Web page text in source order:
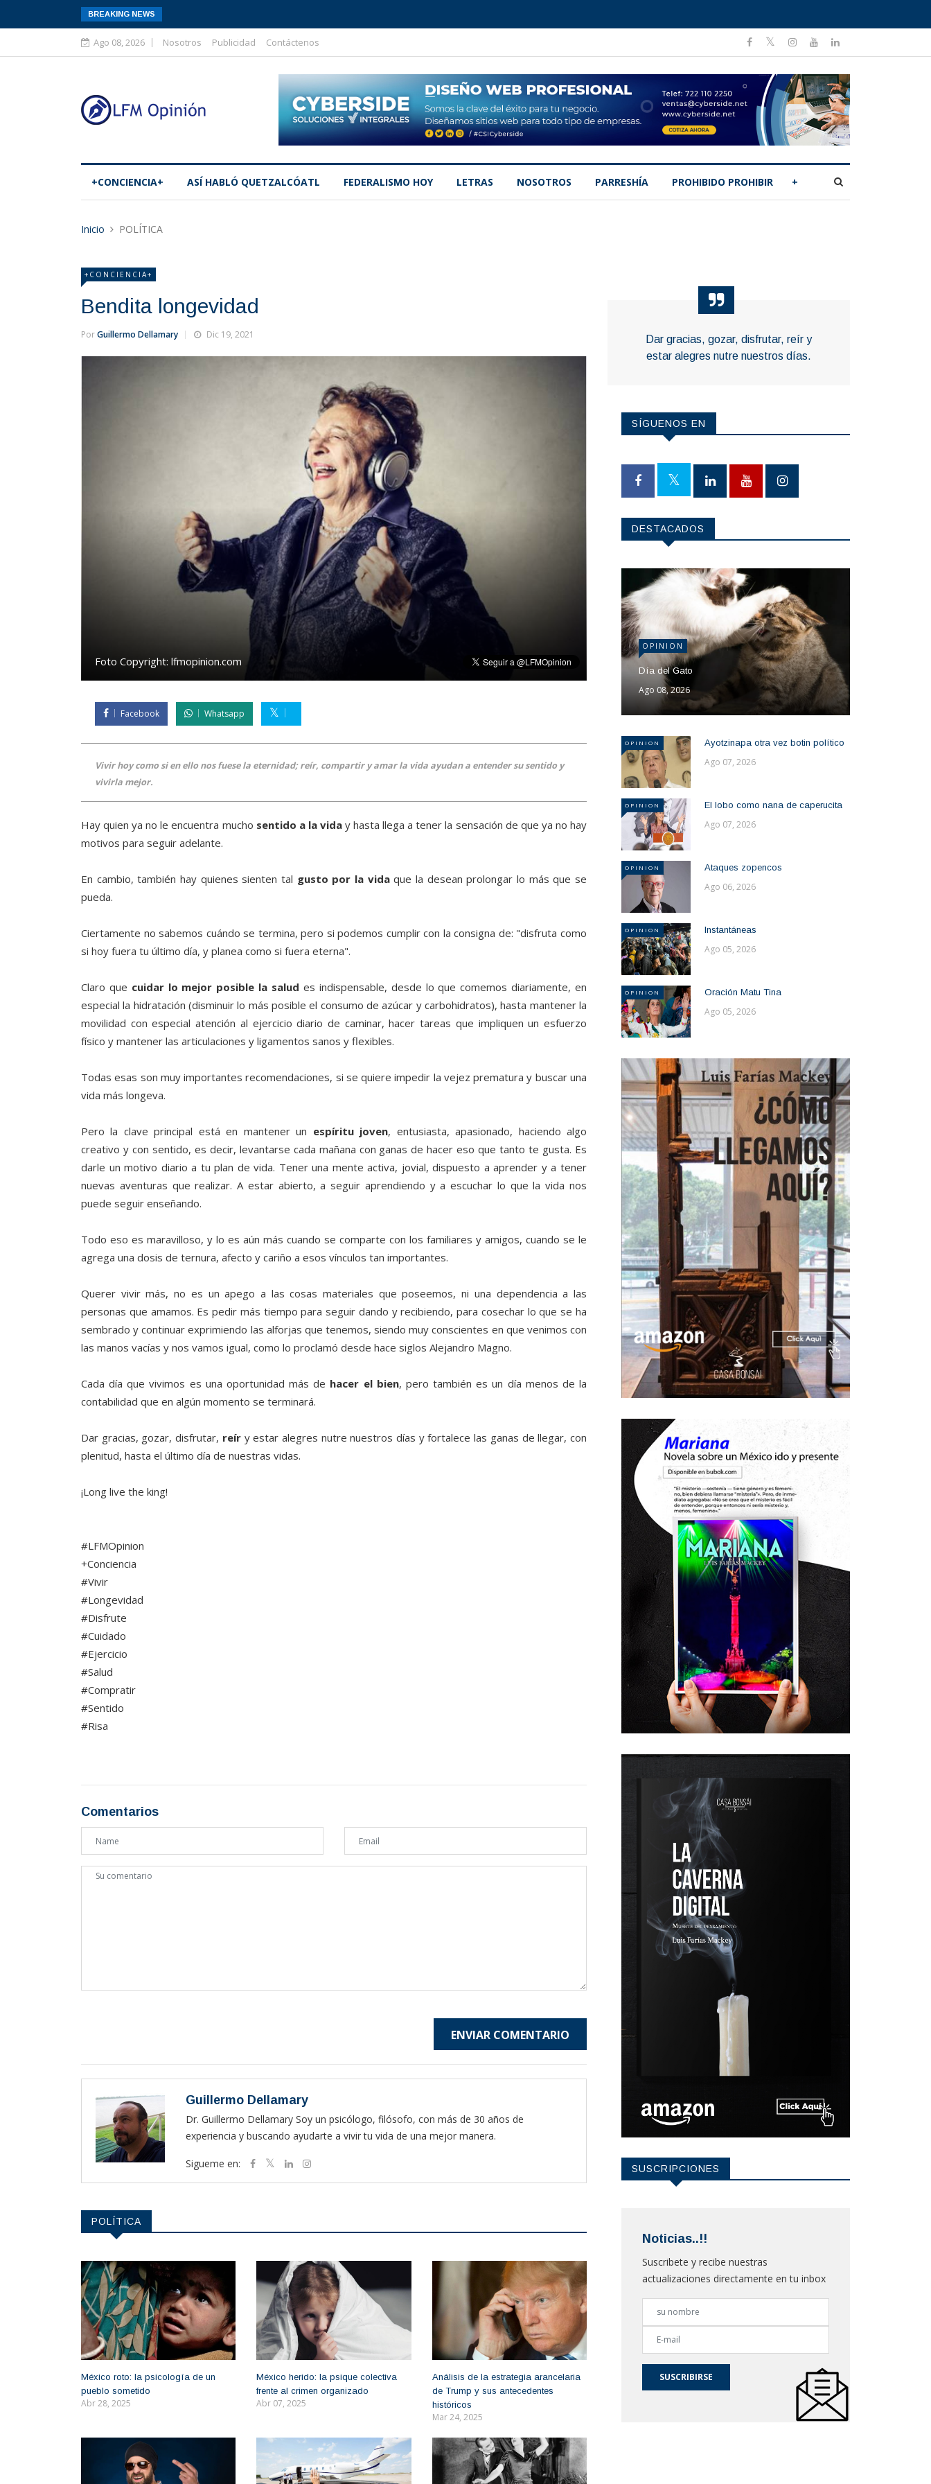
BREAKING NEWS
Ago 08, 2026 Nosotros Publicidad Contáctenos
+CONCIENCIA+ ASÍ­ HABLÓ QUETZALCÓATL FEDERALISMO HOY LETRAS NOSOTROS PARRESHÍA PROHIBIDO PROHIBIR +
Inicio POLÍTICA
+CONCIENCIA+
Bendita longevidad
PorGuillermo Dellamary Dic 19, 2021
Foto Copyright: lfmopinion.com
Facebook Whatsapp
Vivir hoy como si en ello nos fuese la eternidad; reír, compartir y amar la vida ayudan a entender su sentido y
vivirla mejor.
Hay quien ya no le encuentra mucho sentido a la viday hasta llega a tener la sensación de que ya no hay
motivos para seguir adelante.
En cambio, también hay quienes sienten tal gusto por la vidaque la desean prolongar lo más que se
pueda.
Ciertamente no sabemos cuándo se termina, pero si podemos cumplir con la consigna de: "disfruta como
si hoy fuera tu último día, y planea como si fuera eterna".
Claro que cuidar lo mejor posible la salud es indispensable, desde lo que comemos diariamente, en
especial la hidratación (disminuir lo más posible el consumo de azúcar y carbohidratos), hasta mantener la
movilidad con especial atención al ejercicio diario de caminar, hacer tareas que impliquen un esfuerzo
físico y mantener las articulaciones y ligamentos sanos y flexibles.
Todas esas son muy importantes recomendaciones, si se quiere impedir la vejez prematura y buscar una
vida más longeva.
Pero la clave principal está en mantener un espíritu joven, entusiasta, apasionado, haciendo algo
creativo y con sentido, es decir, levantarse cada mañana con ganas de hacer eso que tanto te gusta. Es
darle un motivo diario a tu plan de vida. Tener una mente activa, jovial, dispuesto a aprender y a tener
nuevas aventuras que realizar. A estar abierto, a seguir aprendiendo y a escuchar lo que la vida nos
puede seguir enseñando.
Todo eso es maravilloso, y lo es aún más cuando se comparte con los familiares y amigos, cuando se le
agrega una dosis de ternura, afecto y cariño a esos vínculos tan importantes.
Querer vivir más, no es un apego a las cosas materiales que poseemos, ni una dependencia a las
personas que amamos. Es pedir más tiempo para seguir dando y recibiendo, para cosechar lo que se ha
sembrado y continuar exprimiendo las alforjas que tenemos, siendo muy conscientes en que venimos con
las manos vacías y nos vamos igual, como lo proclamó desde hace siglos Alejandro Magno.
Cada día que vivimos es una oportunidad más de hacer el bien, pero también es un día menos de la
contabilidad que en algún momento se terminará.
Dar gracias, gozar, disfrutar, reíry estar alegres nutre nuestros días y fortalece las ganas de llegar, con
plenitud, hasta el último día de nuestras vidas.
¡Long live the king!
#LFMOpinion
+Conciencia
#Vivir
#Longevidad
#Disfrute
#Cuidado
#Ejercicio
#Salud
#Compratir
#Sentido
#Risa
Comentarios
ENVIAR COMENTARIO
Guillermo Dellamary
Dr. Guillermo Dellamary Soy un psicólogo, filósofo, con más de 30 años de
experiencia y buscando ayudarte a vivir tu vida de una mejor manera.
Sigueme en:
POLÍTICA
México roto: la psicología de un
pueblo sometido
Abr 28, 2025
México herido: la psique colectiva
frente al crimen organizado
Abr 07, 2025
Análisis de la estrategia arancelaria
de Trump y sus antecedentes
históricos
Mar 24, 2025
Dar gracias, gozar, disfrutar, reír y
estar alegres nutre nuestros días.
SÍGUENOS EN
DESTACADOS
OPINION
Día del Gato
Ago 08, 2026
OPINION Ayotzinapa otra vez botin político
Ago 07, 2026
OPINION El lobo como nana de caperucita
Ago 07, 2026
OPINION Ataques zopencos
Ago 06, 2026
OPINION Instantáneas
Ago 05, 2026
OPINION Oración Matu Tina
Ago 05, 2026
SUSCRIPCIONES
Noticias..!!
Suscribete y recibe nuestras
actualizaciones directamente en tu inbox
SUSCRIBIRSE